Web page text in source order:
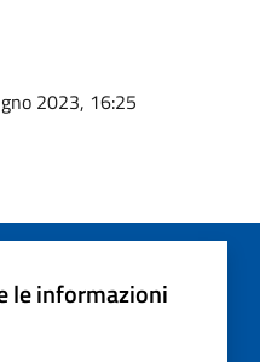
2023, 16:25
le informazioni